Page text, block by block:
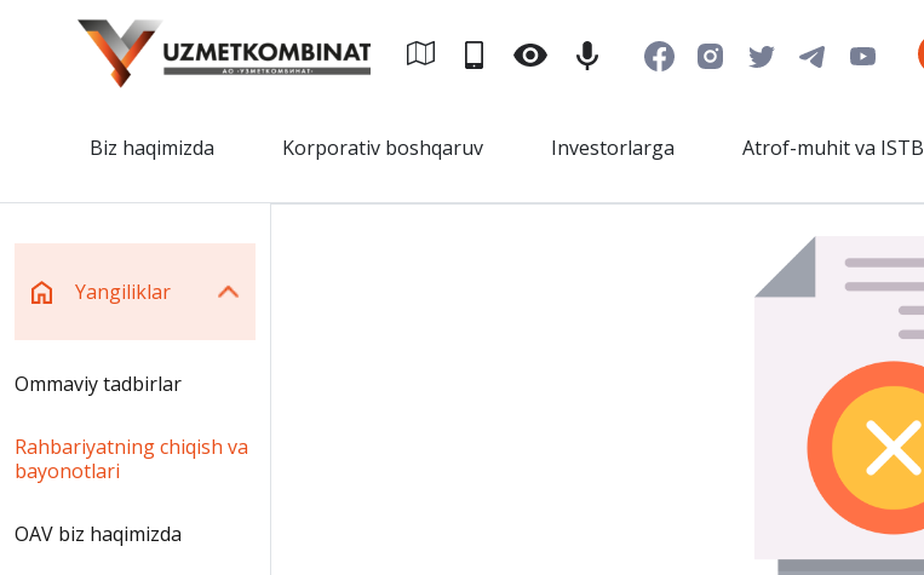
Biz haqimizda Korporativ boshqaruv Investorlarga Atrof-muhit va ISTB
Yangiliklar
Ommaviy tadbirlar
Rahbariyatning chiqish va
bayonotlari
OAV biz haqimizda